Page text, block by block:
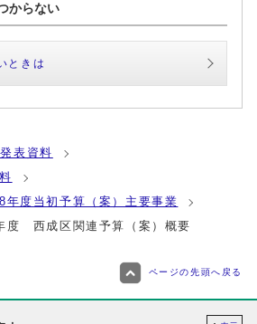
からない
ときは
表資料
年度当初予算（案）主要事業
西成区関連予算（案）概要
ページの先頭へ戻る